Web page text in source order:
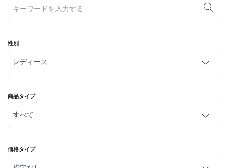
性別
商品タイプ
価格タイプ